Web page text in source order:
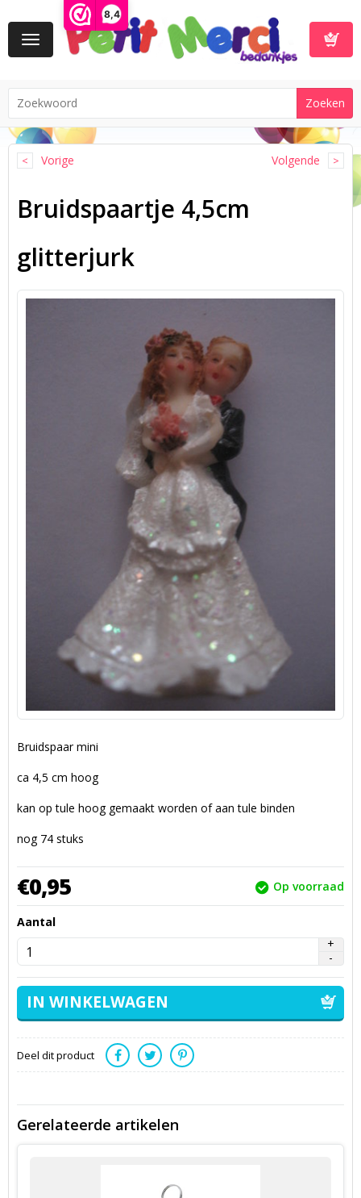
8,4
Toggle
navigation
Vorige Volgende
Bruidspaartje 4,5cm
glitterjurk
Bruidspaar mini
ca 4,5 cm hoog
kan op tule hoog gemaakt worden of aan tule binden
nog 74 stuks
€0,95 Op voorraad
Aantal
Deel dit product
Gerelateerde artikelen